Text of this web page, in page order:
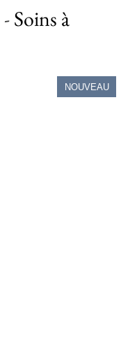
-Soins à
NOUVEAU